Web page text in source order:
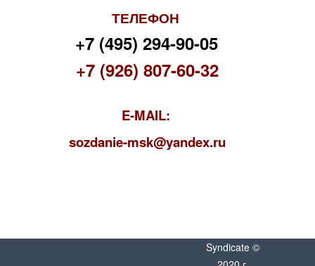
ТЕЛЕФОН
+7 (495) 294-90-05
+7 (926) 807-60-32
E-MAIL:
sozdanie-msk@yandex.ru
Syndicate ©